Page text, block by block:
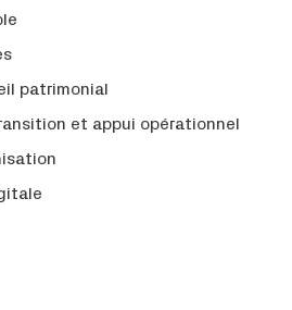
patrimonial
et appui opérationnel